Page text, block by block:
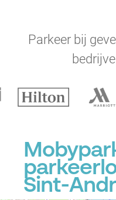
Parkeer bij
Sint-